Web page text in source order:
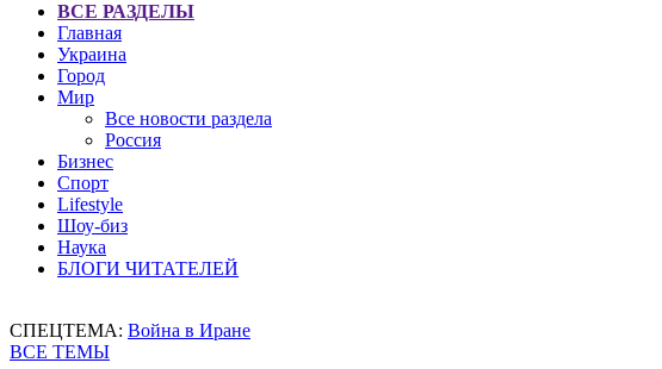
ВСЕ РАЗДЕЛЫ
Главная
Украина
Город
Мир
Все новости раздела
Россия
Бизнес
Спорт
Lifestyle
Шоу-биз
Наука
БЛОГИ ЧИТАТЕЛЕЙ
СПЕЦТЕМА: Война в Иране
ВСЕ ТЕМЫ